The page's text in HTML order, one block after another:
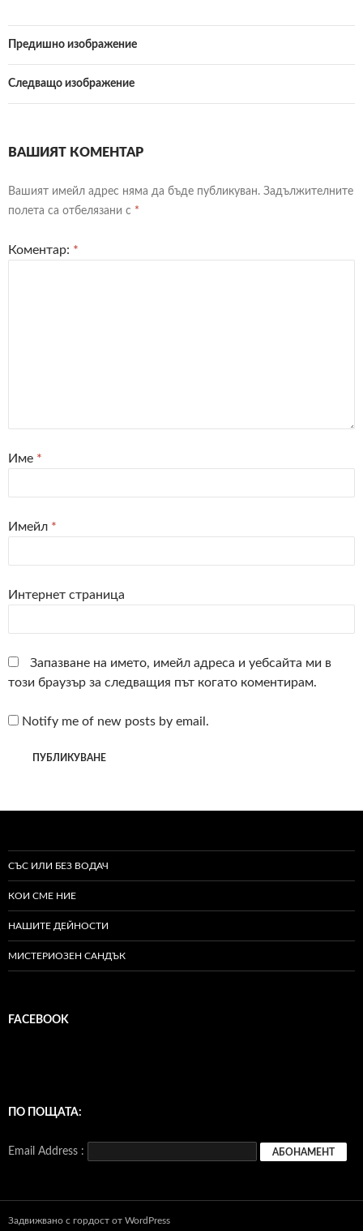
Предишно изображение
Следващо изображение
ВАШИЯТ КОМЕНТАР
Вашият имейл адрес няма да бъде публикуван. Задължителните
полета са отбелязани с *
Коментар: *
Име *
Имейл *
Интернет страница
Запазване на името, имейл адреса и уебсайта ми в
този браузър за следващия път когато коментирам.
Notify me of new posts by email.
СЪС ИЛИ БЕЗ ВОДАЧ
КОИ СМЕ НИЕ
НАШИТЕ ДЕЙНОСТИ
МИСТЕРИОЗЕН САНДЪК
FACEBOOK
ПО ПОЩАТА:
Email Address :
Задвижвано с гордост от WordPress